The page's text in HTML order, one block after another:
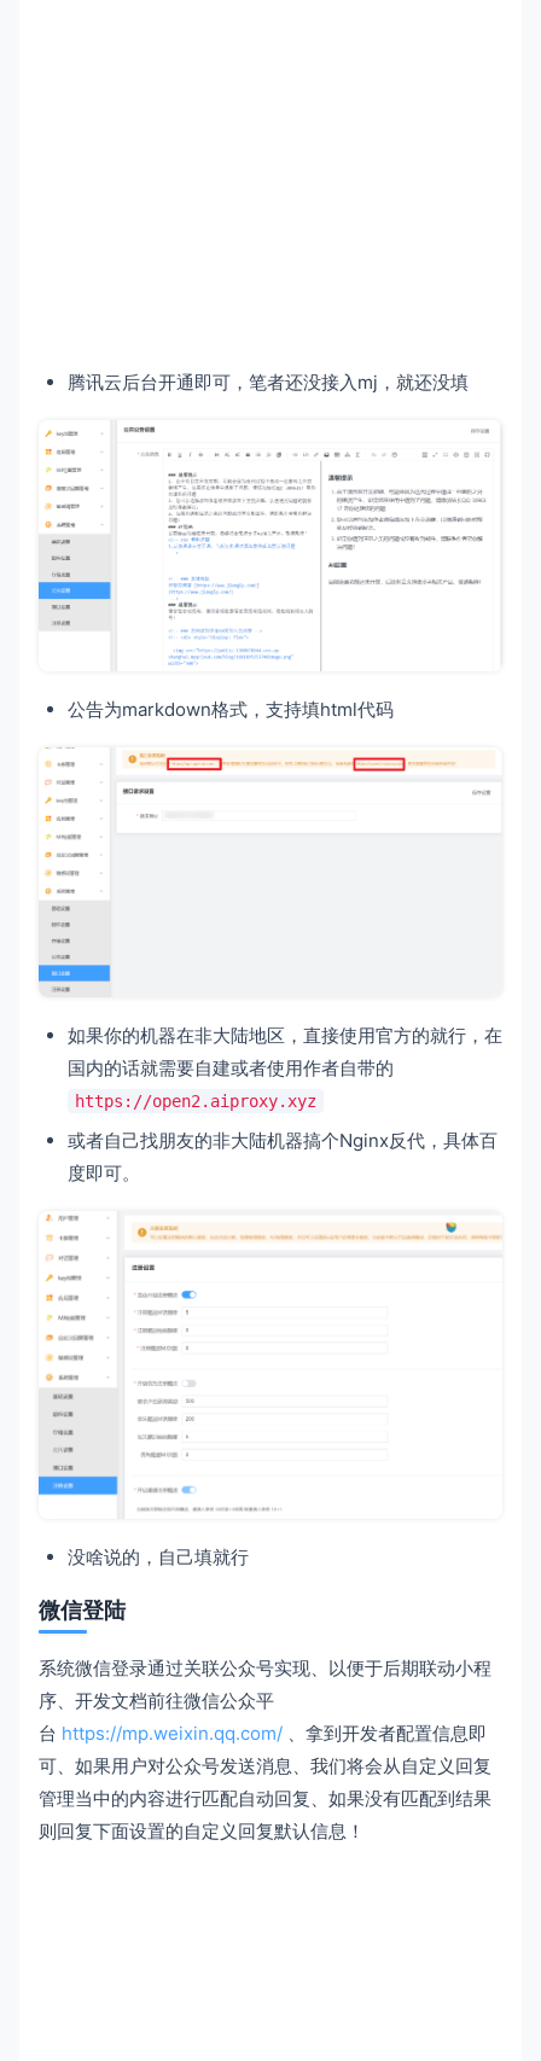
腾讯云后台开通即可，笔者还没接入mj，就还没填
公告为markdown格式，支持填html代码
如果你的机器在非大陆地区，直接使用官方的就行，在
国内的话就需要自建或者使用作者自带的
https://open2.aiproxy.xyz
或者自己找朋友的非大陆机器搞个Nginx反代，具体百
度即可。
没啥说的，自己填就行
微信登陆
系统微信登录通过关联公众号实现、以便于后期联动小程
序、开发文档前往微信公众平
台 https://mp.weixin.qq.com/ 、拿到开发者配置信息即
可、如果用户对公众号发送消息、我们将会从自定义回复
管理当中的内容进行匹配自动回复、如果没有匹配到结果
则回复下面设置的自定义回复默认信息！